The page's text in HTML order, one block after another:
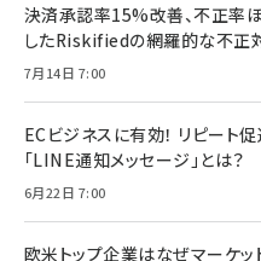
決済承認率15%改善、不正率
したRiskifiedの網羅的な不正
7月14日 7:00
ECビジネスに有効！ リピート
「LINE通知メッセージ」とは？
6月22日 7:00
欧米トップ企業はなぜマーケ